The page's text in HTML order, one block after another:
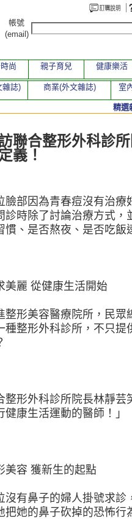
文章
聯合整形外科診
義！
臉部因為青春痘沒有治療
診時除了討論治療方式
慣、是否熬夜、是否吃飯
美麗 從健康生活開始
整形美容醫療院所，民
種整形外科診所，不只
整形外科診所院長林靜芸
健康生活運動的醫師！」
美容 獲新生的起點
沒有鼻子的婦人掛號求診
把她的鼻子砍掉的恐怖行
帳號
(email)
尚 親子育兒 健康樂活
雜誌) 商業(外文雜誌) 室
精選